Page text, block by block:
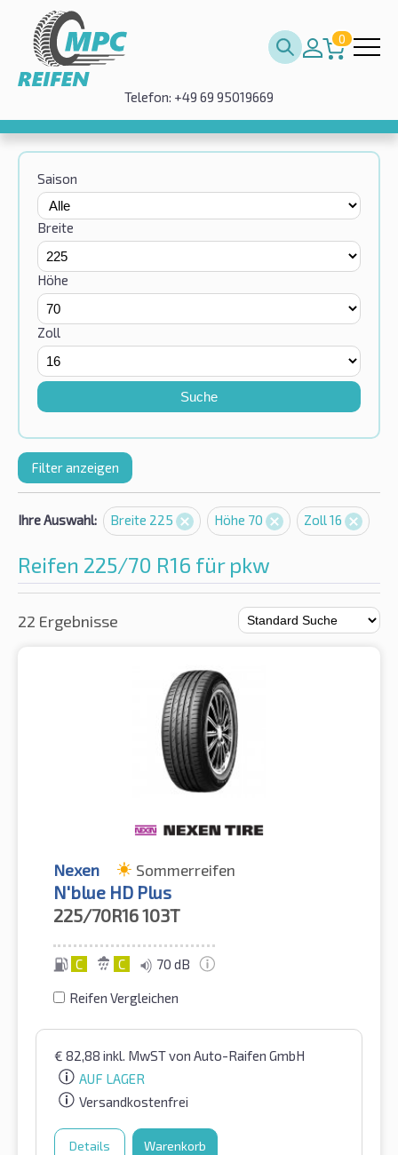
0
Telefon: +49 69 95019669
Saison
Breite
Höhe
Zoll
Suche
Filter anzeigen
Ihre Auswahl: Breite 225 Höhe 70 Zoll 16
Reifen 225/70 R16 für pkw
22 Ergebnisse
Nexen Sommerreifen
N'blue HD Plus
225/70R16103T
C C 70 dB
Reifen Vergleichen
€ 82,88 inkl. MwSTvon Auto-Raifen GmbH
AUF LAGER
Versandkostenfrei
Details Warenkorb